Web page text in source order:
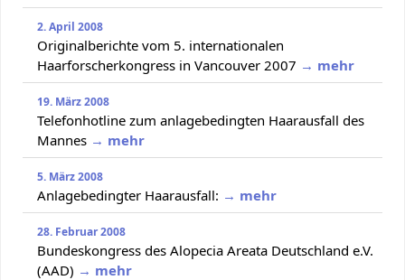
2. April 2008
Originalberichte vom 5. internationalen
Haarforscherkongress in Vancouver 2007 → mehr
19. März 2008
Telefonhotline zum anlagebedingten Haarausfall des
Mannes → mehr
5. März 2008
Anlagebedingter Haarausfall: → mehr
28. Februar 2008
Bundeskongress des Alopecia Areata Deutschland e.V.
(AAD) → mehr